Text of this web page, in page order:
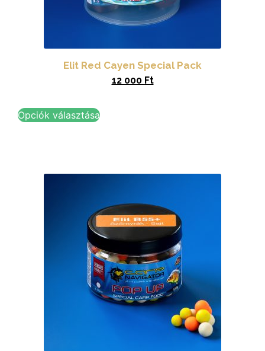
Elit Red Cayen Special Pack
12 000 Ft
Opciók választása